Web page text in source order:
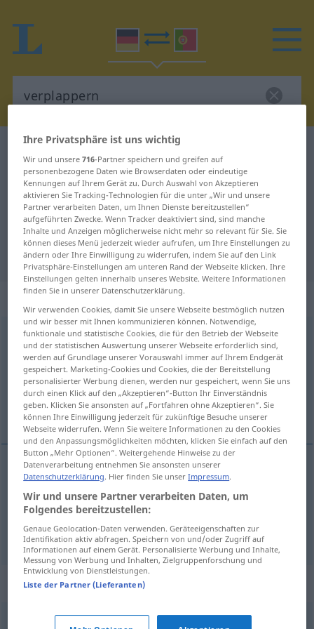
Deutsch-Portugiesisch Wörterbuch
Deutsch-Portugiesisch
Übersetzung für "verplappern"
"verplappern" Portugiesisch
Übersetzung
„verplappern“
verplappern <-re;verplappern> UMG
Übersicht aller Übersetzungen
(Für mehr Details die Übersetzung anklicken/antippen)
dar com a língua nos dentes
Beispiele
sich verplappern
com
Synonyme für "verplappern"
Ihre Privatsphäre ist uns wichtig
Wir und unsere716-Partner speichern und greifen auf
personenbezogene Daten wie Browserdaten oder eindeutige
Kennungen auf Ihrem Gerät zu. Durch Auswahl von Akzeptieren
aktivieren Sie Tracking-Technologien für die unter „Wir und unsere
Partner verarbeiten Daten, um Ihnen Dienste bereitzustellen“
aufgeführten Zwecke. Wenn Tracker deaktiviert sind, sind manche
Inhalte und Anzeigen möglicherweise nicht mehr so relevant für Sie. Sie
können dieses Menü jederzeit wieder aufrufen, um Ihre Einstellungen zu
ändern oder Ihre Einwilligung zu widerrufen, indem Sie auf den Link
Privatsphäre-Einstellungen am unteren Rand der Webseite klicken. Ihre
Einstellungen gelten innerhalb unseres Website. Weitere Informationen
finden Sie in unserer Datenschutzerklärung.
Wir verwenden Cookies, damit Sie unsere Webseite bestmöglich nutzen
und wir besser mit Ihnen kommunizieren können. Notwendige,
funktionale und statistische Cookies, die für den Betrieb der Webseite
und der statistischen Auswertung unserer Webseite erforderlich sind,
werden auf Grundlage unserer Vorauswahl immer auf Ihrem Endgerät
gespeichert. Marketing-Cookies und Cookies, die der Bereitstellung
personalisierter Werbung dienen, werden nur gespeichert, wenn Sie uns
durch einen Klick auf den „Akzeptieren“-Button Ihr Einverständnis
geben. Klicken Sie ansonsten auf „Fortfahren ohne Akzeptieren“. Sie
können Ihre Einwilligung jederzeit für zukünftige Besuche unserer
Webseite widerrufen. Wenn Sie weitere Informationen zu den Cookies
und den Anpassungsmöglichkeiten möchten, klicken Sie einfach auf den
Button „Mehr Optionen“. Weitergehende Hinweise zu der
Datenverarbeitung entnehmen Sie ansonsten unserer
Datenschutzerklärung. Hier finden Sie unserImpressum.
Wir und unsere Partner verarbeiten Daten, um
Folgendes bereitzustellen:
Genaue Geolocation-Daten verwenden. Geräteeigenschaften zur
Identifikation aktiv abfragen. Speichern von und/oder Zugriff auf
Informationen auf einem Gerät. Personalisierte Werbung und Inhalte,
Messung von Werbung und Inhalten, Zielgruppenforschung und
Entwicklung von Dienstleistungen.
Liste der Partner (Lieferanten)